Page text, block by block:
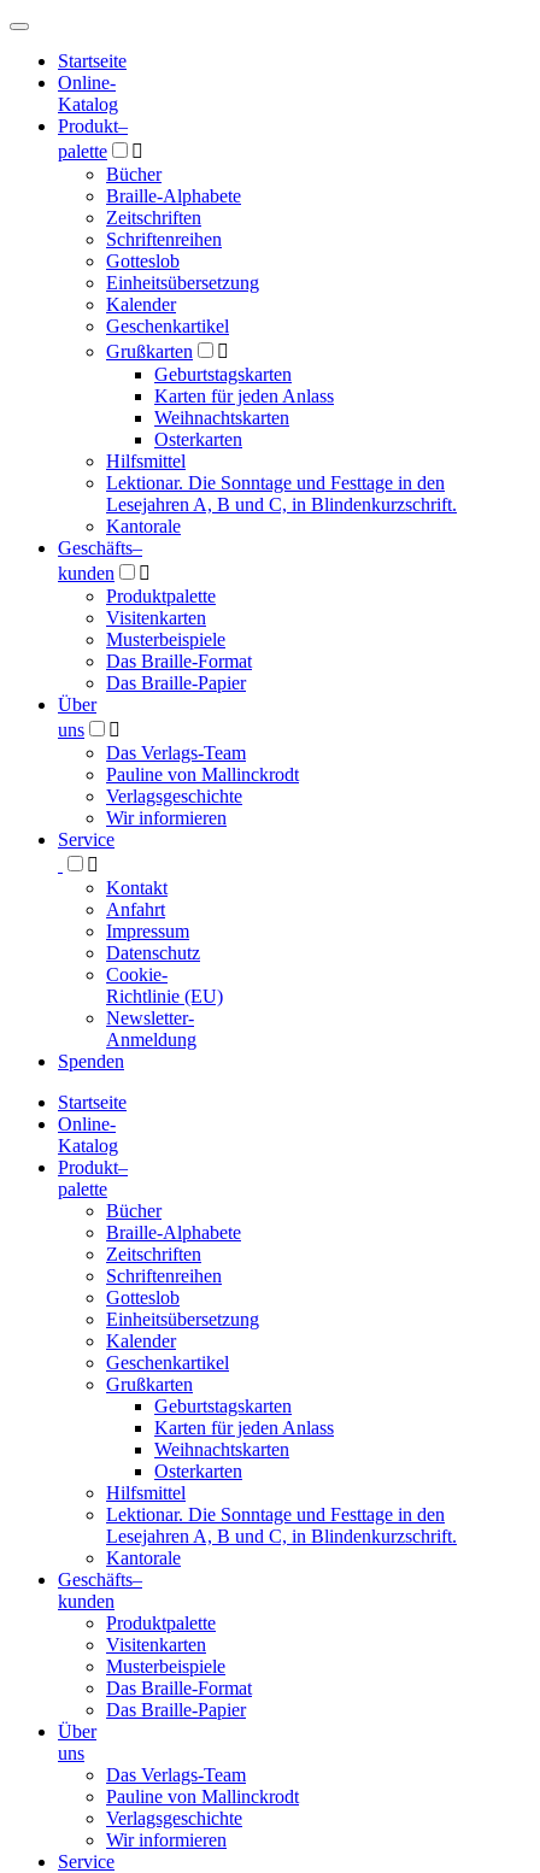
Hauptmenü
Hauptmenü
Startseite
Online-
Katalog
Produkt–
palette

Bücher
Braille-Alphabete
Zeitschriften
Schriftenreihen
Gotteslob
Einheitsübersetzung
Kalender
Geschenkartikel
Grußkarten

Geburtstagskarten
Karten für jeden Anlass
Weihnachtskarten
Osterkarten
Hilfsmittel
Lektionar. Die Sonntage und Festtage in den
Lesejahren A, B und C, in Blindenkurzschrift.
Kantorale
Geschäfts­–
kunden

Produktpalette
Visitenkarten
Musterbeispiele
Das Braille-Format
Das Braille-Papier
Über
uns

Das Verlags-Team
Pauline von Mallinckrodt
Verlagsgeschichte
Wir informieren
Service

Kontakt
Anfahrt
Impressum
Datenschutz
Cookie-
Richtlinie (EU)
Newsletter-
Anmeldung
Spenden
Blindenschrift-
Verlag
Druckerei
gGmbH
Startseite
Online-
Katalog
Produkt–
palette
Bücher
Braille-Alphabete
Zeitschriften
Schriftenreihen
Gotteslob
Einheitsübersetzung
Kalender
Geschenkartikel
Grußkarten
Geburtstagskarten
Karten für jeden Anlass
Weihnachtskarten
Osterkarten
Hilfsmittel
Lektionar. Die Sonntage und Festtage in den
Lesejahren A, B und C, in Blindenkurzschrift.
Kantorale
Geschäfts­–
kunden
Produktpalette
Visitenkarten
Musterbeispiele
Das Braille-Format
Das Braille-Papier
Über
uns
Das Verlags-Team
Pauline von Mallinckrodt
Verlagsgeschichte
Wir informieren
Service